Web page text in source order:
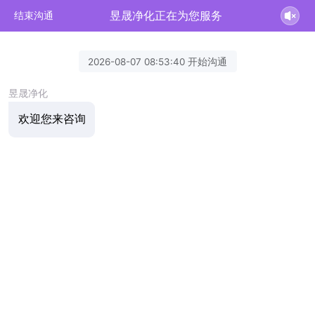
结束沟通 昱晟净化正在为您服务
2026-08-07 08:53:40 开始沟通
昱晟净化
欢迎您来咨询